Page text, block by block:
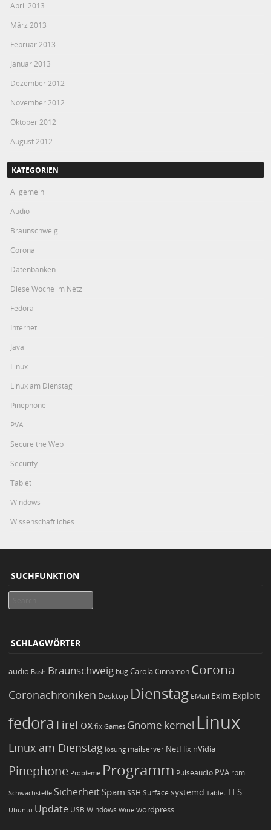
April 2013
März 2013
Februar 2013
Januar 2013
Dezember 2012
November 2012
Oktober 2012
August 2012
KATEGORIEN
Allgemein
Audio
Braunschweig
Corona
Datenbanken
Diese Woche im Netz
Fedora
Internet
Java
Linux
Linux am Dienstag
Pinephone
PVA
Secure the Web
Security
Tablet
Windows
Wissenschaftliches
SUCHFUNKTION
SCHLAGWÖRTER
audio Bash Braunschweig bugCarola Cinnamon Corona
Coronachroniken Desktop Dienstag EMail Exim Exploit
fedora FireFox fix Games Gnome kernel Linux
Linux am Dienstag lösung mailserver NetFlix nVidia
Pinephone Probleme Programm Pulseaudio PVA rpm
Schwachstelle Sicherheit Spam SSH Surface systemd Tablet TLS
Ubuntu Update USB Windows Wine wordpress